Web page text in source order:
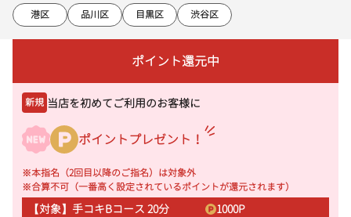
港区 品川区 目黒区 渋谷区
ポイント還元中
新規 当店を初めてご利用のお客様に
ポイントプレゼント！
※本指名（2回目以降のご指名）は対象外
※合算不可（一番高く設定されているポイントが還元されます）
【対象】手コキBコース 20分 1000P